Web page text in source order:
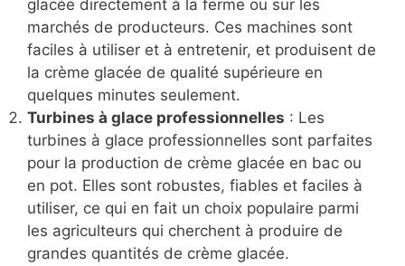
glacée directement à la ferme ou sur les
marchés de producteurs. Ces machines sont
faciles à utiliser et à entretenir, et produisent de
la crème glacée de qualité supérieure en
quelques minutes seulement.
Turbines à glace professionnelles : Les
turbines à glace professionnelles sont parfaites
pour la production de crème glacée en bac ou
en pot. Elles sont robustes, fiables et faciles à
utiliser, ce qui en fait un choix populaire parmi
les agriculteurs qui cherchent à produire de
grandes quantités de crème glacée.